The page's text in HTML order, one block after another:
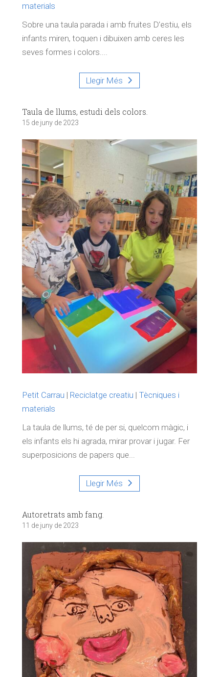
materials
Sobre una taula parada i amb fruites D’estiu, els
infants miren, toquen i dibuixen amb ceres les
seves formes i colors....
Llegir Més
Taula de llums, estudi dels colors.
15 de juny de 2023
Petit Carrau | Reciclatge creatiu | Tècniques i
materials
La taula de llums, té de per si, quelcom màgic, i
els infants els hi agrada, mirar provar i jugar. Fer
superposicions de papers que...
Llegir Més
Autoretrats amb fang.
11 de juny de 2023